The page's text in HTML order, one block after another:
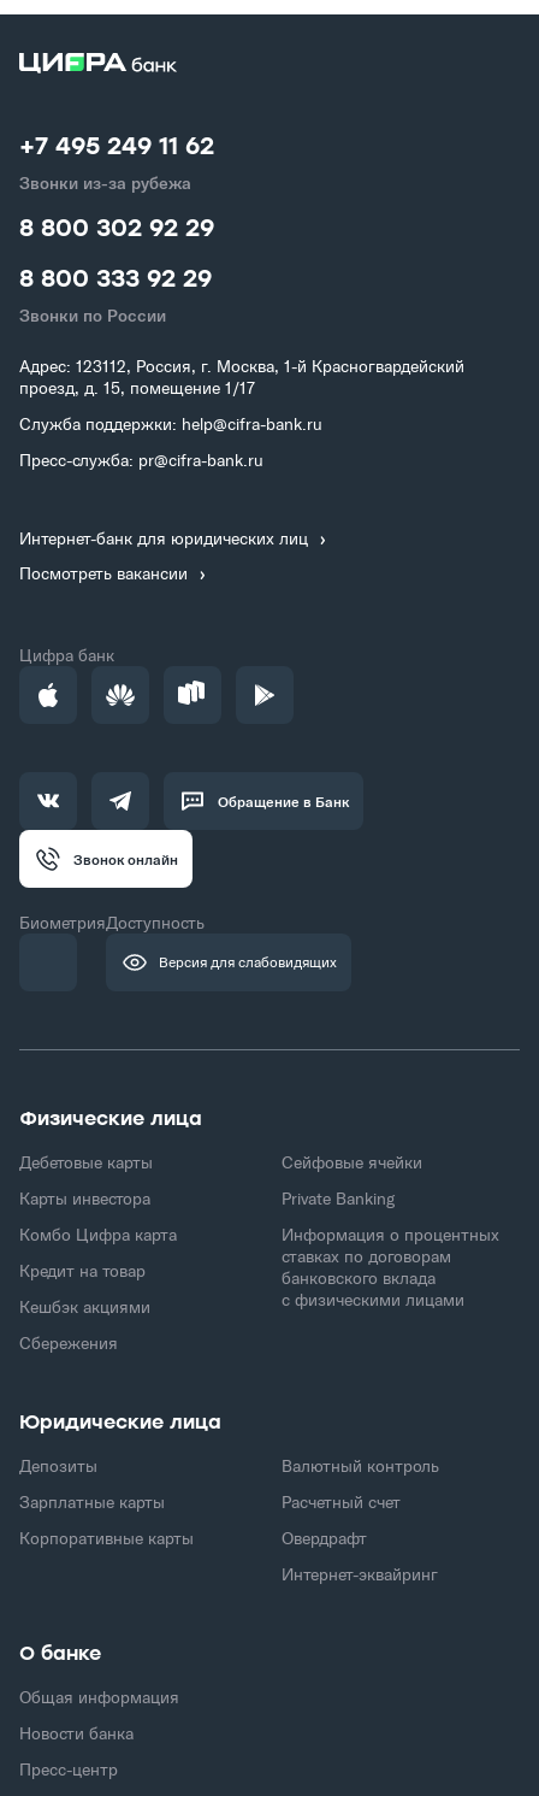
+7 495 249 11 62
Звонки из-за рубежа
8 800 302 92 29
8 800 333 92 29
Звонки по России
Адрес: 123112, Россия, г. Москва, 1-й Красногвардейский
проезд, д. 15, помещение 1/17
Служба поддержки: help@cifra-bank.ru
Пресс-служба: pr@cifra-bank.ru
Интернет-банк для юридических лиц
Посмотреть вакансии
Цифра банк
Обращение в Банк
Звонок онлайн
БиометрияДоступность
Версия для слабовидящих
Физические лица
Дебетовые карты
Карты инвестора
Комбо Цифра карта
Кредит на товар
Кешбэк акциями
Сбережения
Сейфовые ячейки
Private Banking
Информация о процентных
ставках по договорам
банковского вклада
с физическими лицами
Юридические лица
Депозиты
Зарплатные карты
Корпоративные карты
Валютный контроль
Расчетный счет
Овердрафт
Интернет-эквайринг
О банке
Общая информация
Новости банка
Пресс-центр